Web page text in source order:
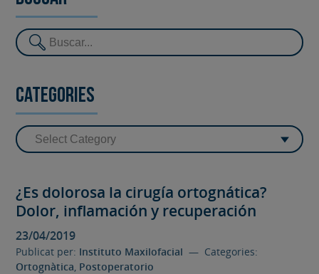
Categories
¿Es dolorosa la cirugía ortognática?
Dolor, inflamación y recuperación
23/04/2019
Publicat per: Instituto Maxilofacial — Categories:
Ortognàtica, Postoperatorio